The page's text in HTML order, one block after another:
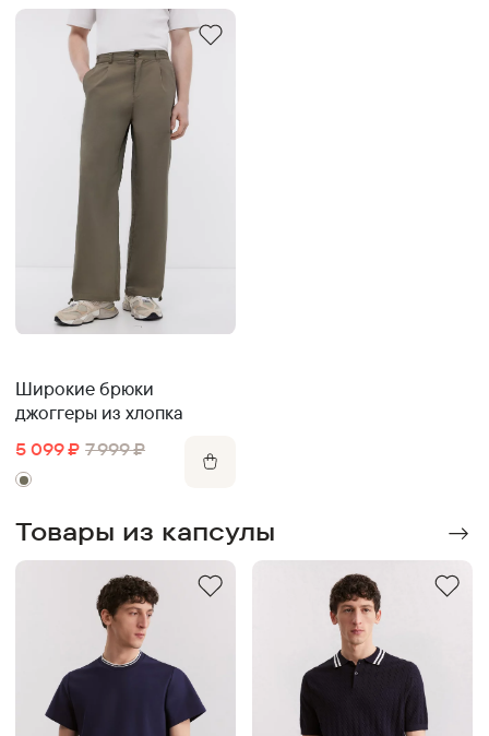
Широкие брюки
джоггеры из хлопка
5 099 ₽ 7 999 ₽
Товары из капсулы